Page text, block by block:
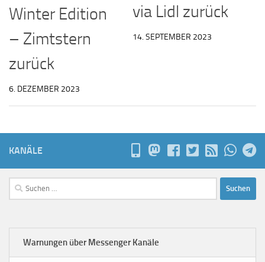
Winter Edition
– Zimtstern
zurück
6. DEZEMBER 2023
via Lidl zurück
14. SEPTEMBER 2023
KANÄLE
Suchen
nach:
Warnungen über Messenger Kanäle